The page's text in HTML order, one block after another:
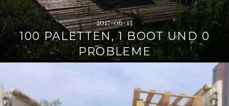
2017-06-13
100 PALETTEN, 1 BOOT UND 0
PROBLEME